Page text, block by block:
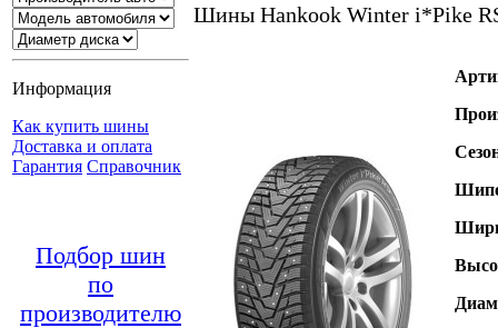
Информация
Как купить шины
Доставка и оплата
Гарантия Справочник
Подбор шин
по
производителю
Шины Hankook Winter i*Pike